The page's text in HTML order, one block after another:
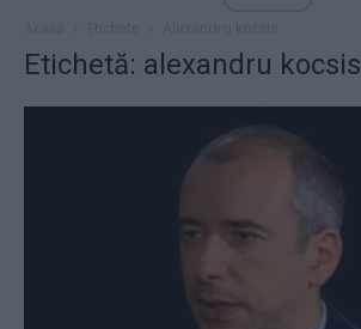
Etichetă: alexandru kocsis